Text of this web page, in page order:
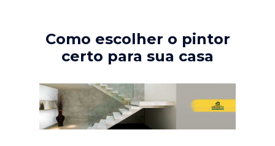
Como escolher o pintor
certo para sua casa